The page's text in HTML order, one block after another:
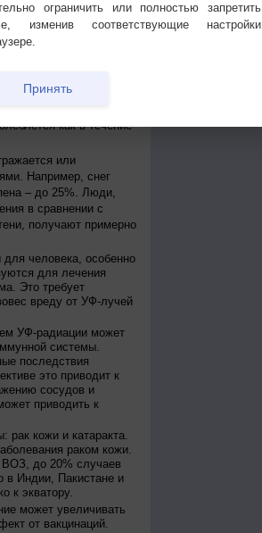
благодаря
источники
УФ-лучей.
Каждые 1000 метров
могла бы достичь
как в течение
или
Например, снег
– до 25%. Люди,
в сравнении с
получают примерно
человека, особенно
для лечения
Это требует
вреду от УФ-лучей
УФ-радиации может
системы.
последствия
это приводит к
сосудов и
приводить к
рак кожи и катаракта.
раком кожи.
ВОЗ, до 20% случаев
в Индии, Пакистане и
к экватору.
может увеличивать
от вакцинаций.
ограничить или полностью запретить
изменив соответствующие настройки
Принять